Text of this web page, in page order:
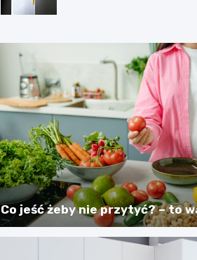
Co jeść żeby nie przytyć? – to